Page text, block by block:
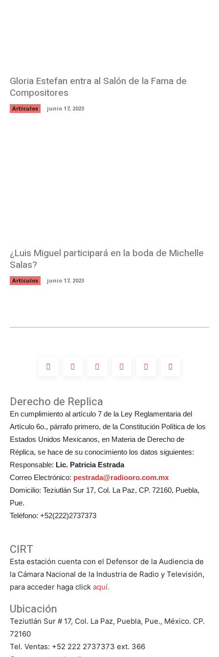
Gloria Estefan entra al Salón de la Fama de
Compositores
Artículos junio 17, 2023
¿Luis Miguel participará en la boda de Michelle
Salas?
Artículos junio 17, 2023
Derecho de Replica
En cumplimiento al artículo 7 de la Ley Reglamentaria del
Artículo 6o., párrafo primero, de la Constitución Política de los
Estados Unidos Mexicanos, en Materia de Derecho de
Réplica, se hace de su conocimiento los datos siguientes:
Responsable: Lic. Patricia Estrada
Correo Electrónico: pestrada@radiooro.com.mx
Domicilio: Teziutlán Sur 17, Col. La Paz, CP. 72160, Puebla,
Pue.
Teléfono: +52(222)2737373
CIRT
Esta estación cuenta con el Defensor de la Audiencia de
la Cámara Nacional de la Industria de Radio y Televisión,
para acceder haga click aquí.
Ubicación
Teziutlán Sur # 17, Col. La Paz, Puebla, Pue., México. CP.
72160
Tel. Ventas: +52 222 2737373 ext. 366